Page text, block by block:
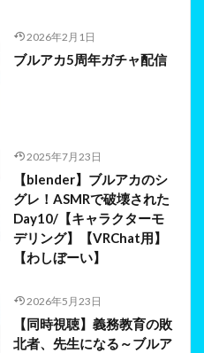
2026年2月1日
ブルアカ5周年ガチャ配信
2025年7月23日
【blender】ブルアカのシ
グレ！ASMRで破壊された
Day10/【キャラクターモ
デリング】【VRChat用】
【わしぼーい】
2026年5月23日
【同時視聴】義務教育の敗
北者、先生になる～ブルア